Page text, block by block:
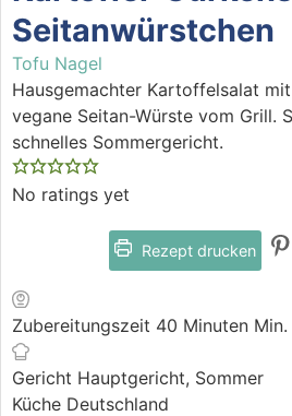
Seitanwürstchen
Tofu Nagel
Hausgemachter Kartoffelsalat
vegane Seitan-Würste vom Grill.
schnelles Sommergericht.
No ratings yet
Rezept drucken
Zubereitungszeit 40 Minuten Min.
Gericht Hauptgericht, Sommer
Küche Deutschland